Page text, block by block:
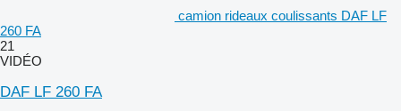
camion rideaux coulissants DAF LF
260 FA
21
VIDÉO
DAF LF 260 FA